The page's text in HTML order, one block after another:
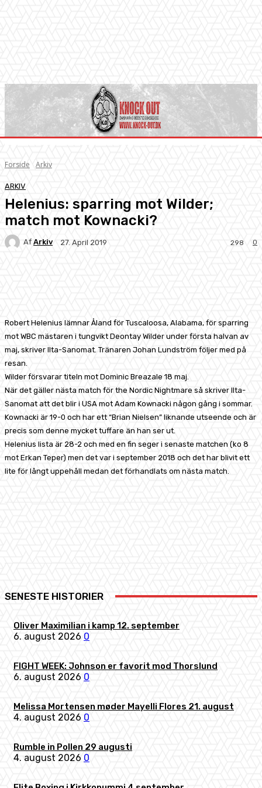
Forside Arkiv
ARKIV
Helenius: sparring mot Wilder;
match mot Kownacki?
Af Arkiv 27. April 2019 0
298
Robert Helenius lämnar Åland för Tuscaloosa, Alabama, för sparring
mot WBC mästaren i tungvikt Deontay Wilder under första halvan av
maj, skriver Ilta-Sanomat. Tränaren Johan Lundström följer med på
resan.
Wilder försvarar titeln mot Dominic Breazale 18 maj.
När det gäller nästa match för the Nordic Nightmare så skriver Ilta-
Sanomat att det blir i USA mot Adam Kownacki någon gång i sommar.
Kownacki är 19-0 och har ett “Brian Nielsen” liknande utseende och är
precis som denne mycket tuffare än han ser ut.
Helenius lista är 28-2 och med en fin seger i senaste matchen (ko 8
mot Erkan Teper) men det var i september 2018 och det har blivit ett
lite för långt uppehåll medan det förhandlats om nästa match.
SENESTE HISTORIER
Oliver Maximilian i kamp 12. september
6. august 2026 0
FIGHT WEEK: Johnson er favorit mod Thorslund
6. august 2026 0
Melissa Mortensen møder Mayelli Flores 21. august
4. august 2026 0
Rumble in Pollen 29 augusti
4. august 2026 0